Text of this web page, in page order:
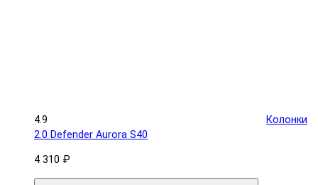
4.9
Колонки
2.0 Defender Aurora S40
4 310 ₽